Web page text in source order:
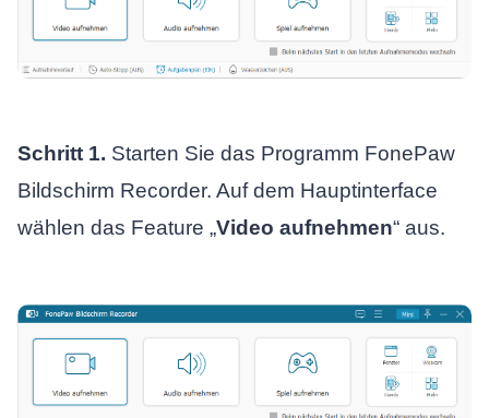
Schritt 1. Starten Sie das Programm FonePaw
Bildschirm Recorder. Auf dem Hauptinterface
wählen das Feature „Video aufnehmen“ aus.